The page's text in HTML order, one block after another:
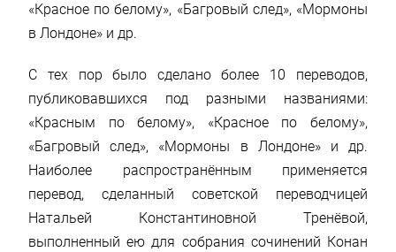
«Красное по белому», «Багровый след», «Мормоны
в Лондоне» и др.
С тех пор было сделано более 10 переводов,
публиковавшихся под разными названиями:
«Красным по белому», «Красное по белому»,
«Багровый след», «Мормоны в Лондоне» и др.
Наиболее распространённым применяется
перевод, сделанный советской переводчицей
Натальей Константиновной Тренёвой,
выполненный ею для собрания сочинений Конан